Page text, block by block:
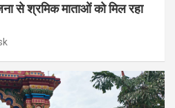
से श्रमिक माताओं को मिल रहा